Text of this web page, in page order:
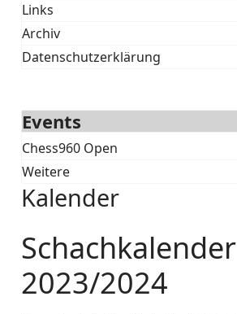
Links
Archiv
Datenschutzerklärung
Events
Chess960 Open
Weitere
Kalender
Schachkalender
2023/2024